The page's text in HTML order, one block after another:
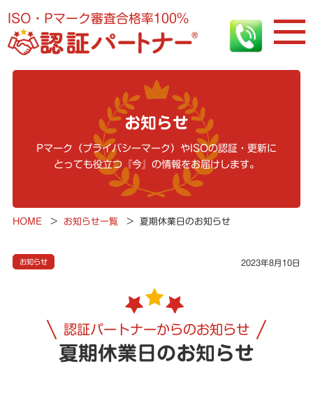
ISO・Pマーク審査合格率100%
お知らせ
Pマーク（プライバシーマーク）やISOの認証・更新に
とっても役立つ『今』の情報をお届けします。
HOME > お知らせ一覧 > 夏期休業日のお知らせ
お知らせ 2023年8月10日
認証パートナーからのお知らせ
夏期休業日のお知らせ